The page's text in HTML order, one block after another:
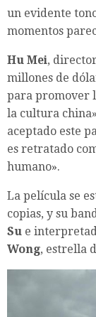
un evidente
momentos
Hu Mei,
millones de
para promover
la cultura
aceptado este
es retratado
humano».
La película se
copias, y su
Su e
Wong, estrella